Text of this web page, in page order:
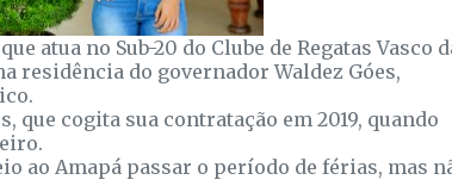
atua no Sub-20 do Clube de Regatas Vasco
residência do governador Waldez Góes,
que cogita sua contratação em 2019, quando
ao Amapá passar o período de férias, mas